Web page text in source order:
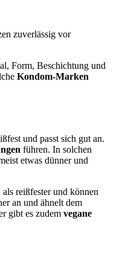
zuverlässig vor
Form, Beschichtung und
Kondom-Marken
und passt sich gut an.
führen. In solchen
etwas dünner und
reißfester und können
an und ähnelt dem
gibt es zudem vegane